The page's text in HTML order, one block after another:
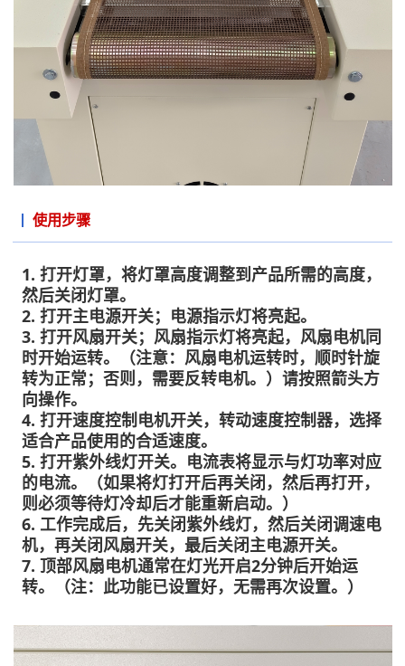
使用步骤
1. 打开灯罩，将灯罩高度调整到产品所需的高度，
然后关闭灯罩。
2. 打开主电源开关；电源指示灯将亮起。
3. 打开风扇开关；风扇指示灯将亮起，风扇电机同
时开始运转。（注意：风扇电机运转时，顺时针旋
转为正常；否则，需要反转电机。）请按照箭头方
向操作。
4. 打开速度控制电机开关，转动速度控制器，选择
适合产品使用的合适速度。
5. 打开紫外线灯开关。电流表将显示与灯功率对应
的电流。（如果将灯打开后再关闭，然后再打开，
则必须等待灯冷却后才能重新启动。）
6. 工作完成后，先关闭紫外线灯，然后关闭调速电
机，再关闭风扇开关，最后关闭主电源开关。
7. 顶部风扇电机通常在灯光开启2分钟后开始运
转。（注：此功能已设置好，无需再次设置。）